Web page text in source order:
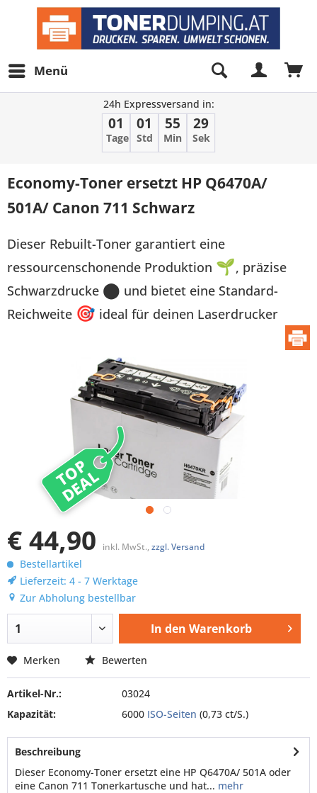
Menü
24h Expressversand in:
01
Tage
01
Std
55
Min
29
Sek
Economy-Toner ersetzt HP Q6470A/
501A/ Canon 711 Schwarz
Dieser Rebuilt-Toner garantiert eine
ressourcenschonende Produktion 🌱, präzise
Schwarzdrucke ⬤ und bietet eine Standard-
Reichweite 🎯 ideal für deinen Laserdrucker
TOP
DEAL
€ 44,90 inkl. MwSt., zzgl. Versand
Bestellartikel
Lieferzeit: 4 - 7 Werktage
Zur Abholung bestellbar
In den Warenkorb
Merken Bewerten
Artikel-Nr.:
03024
Kapazität:
6000 ISO-Seiten (0,73 ct/S.)
Beschreibung
Dieser Economy-Toner ersetzt eine HP Q6470A/ 501A oder
eine Canon 711 Tonerkartusche und hat... mehr